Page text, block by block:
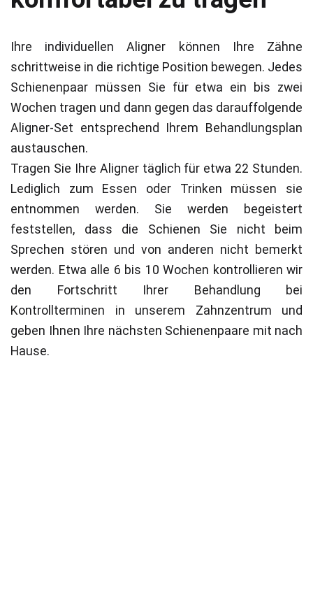
Ihre individuellen Aligner können Ihre Zähne
schrittweise in die richtige Position bewegen. Jedes
Schienenpaar müssen Sie für etwa ein bis zwei
Wochen tragen und dann gegen das darauffolgende
Aligner-Set entsprechend Ihrem Behandlungsplan
austauschen.
Tragen Sie Ihre Aligner täglich für etwa 22 Stunden.
Lediglich zum Essen oder Trinken müssen sie
entnommen werden. Sie werden begeistert
feststellen, dass die Schienen Sie nicht beim
Sprechen stören und von anderen nicht bemerkt
werden. Etwa alle 6 bis 10 Wochen kontrollieren wir
den Fortschritt Ihrer Behandlung bei
Kontrollterminen in unserem Zahnzentrum und
geben Ihnen Ihre nächsten Schienenpaare mit nach
Hause.